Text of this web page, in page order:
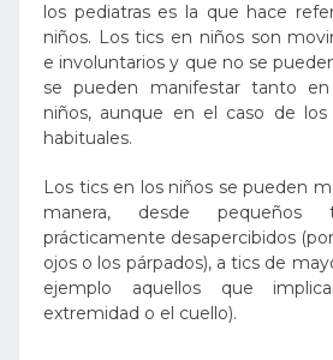
los pediatras es la que hace
niños. Los tics en niños son
e involuntarios y que no se
se pueden manifestar tanto
niños, aunque en el caso de
habituales.
Los tics en los niños se pueden
manera, desde
prácticamente desapercibidos
ojos o los párpados), a tics de
ejemplo aquellos que
extremidad o el cuello).